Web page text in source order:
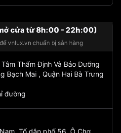
cửa từ 8h:00 - 22h:00)
vnlux.vn chuẩn bị sẵn hàng
Thẩm Định Và Bảo Dưỡng
Bạch Mai , Quận Hai Bà Trưng
đường